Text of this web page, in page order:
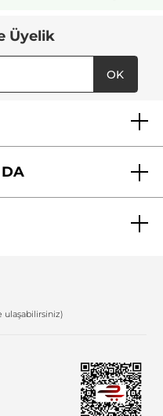
Üyelik
OK
ulaşabilirsiniz)